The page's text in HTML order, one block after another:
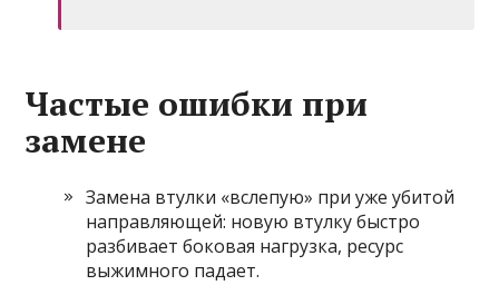
Частые ошибки при
замене
Замена втулки «вслепую» при уже убитой
направляющей: новую втулку быстро
разбивает боковая нагрузка, ресурс
выжимного падает.